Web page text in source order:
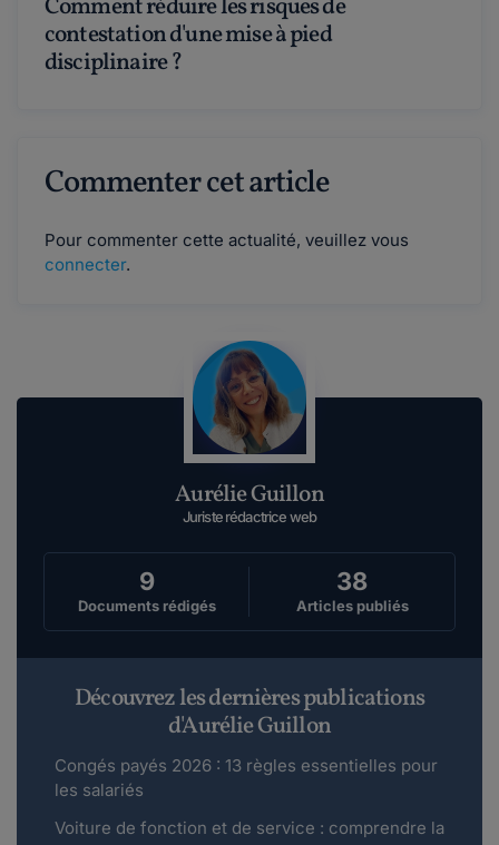
Comment réduire les risques de
contestation d'une mise à pied
disciplinaire ?
Commenter cet article
Pour commenter cette actualité, veuillez vous
connecter.
Aurélie Guillon
Juriste rédactrice web
9
Documents rédigés
38
Articles publiés
Découvrez les dernières publications
d'Aurélie Guillon
Congés payés 2026 : 13 règles essentielles pour
les salariés
Voiture de fonction et de service : comprendre la